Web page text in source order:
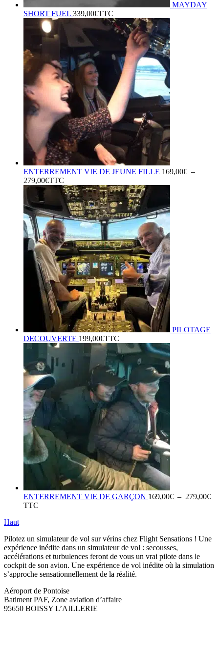
MAYDAY
SHORT FUEL 339,00€TTC
ENTERREMENT VIE DE JEUNE FILLE 169,00€ –
279,00€Plage
de
prix :
169,00€
à
279,00€
TTC
PILOTAGE
DECOUVERTE 199,00€TTC
ENTERREMENT VIE DE GARÇON 169,00€ – 279,00€
TTC
Haut
Pilotez un simulateur de vol sur vérins chez Flight Sensations ! Une
expérience inédite dans un simulateur de vol : secousses,
accélérations et turbulences feront de vous un vrai pilote dans le
cockpit de son avion. Une expérience de vol inédite où la simulation
s’approche sensationnellement de la réalité.
Aéroport de Pontoise
Batiment PAF, Zone aviation d’affaire
95650 BOISSY L’AILLERIE